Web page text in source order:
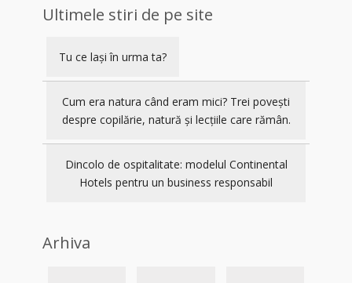
Ultimele stiri de pe site
Tu ce lași în urma ta?
Cum era natura când eram mici? Trei povești
despre copilărie, natură și lecțiile care rămân.
Dincolo de ospitalitate: modelul Continental
Hotels pentru un business responsabil
Arhiva